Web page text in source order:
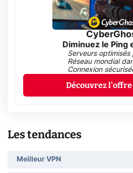
Diminuez le Ping
Serveurs optimisés
Réseau mondial
Connexion
Découvrez l'offre
Les tendances
Meilleur VPN